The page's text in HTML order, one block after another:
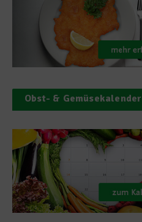
Obst- & Gemüsekalender